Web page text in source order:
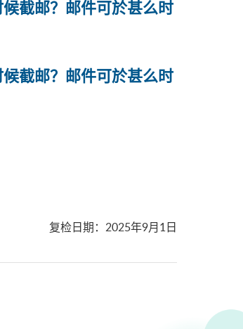
截邮？邮件可於甚么时
截邮？邮件可於甚么时
复检日期： 2025年9月1日